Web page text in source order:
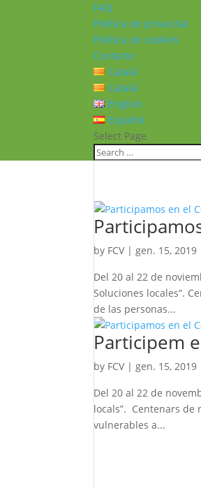
FAQ
Política de privacitat
Política de cookies
Contacte
Català
Català
English
Español
Select Page
by FCV |gen. 15, 2019
Del 20 al 22 de
Soluciones locales”.
de las personas...
Participem
by FCV |gen. 15, 2019
Del 20 al 22 de
locals”. Centenars de
vulnerables a...